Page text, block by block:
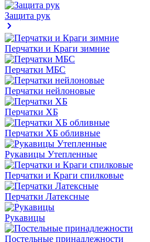
Защита рук
Перчатки и Краги зимние
Перчатки МБС
Перчатки нейлоновые
Перчатки ХБ
Перчатки ХБ обливные
Рукавицы Утепленные
Перчатки и Краги спилковые
Перчатки Латексные
Рукавицы
Постельные принадлежности